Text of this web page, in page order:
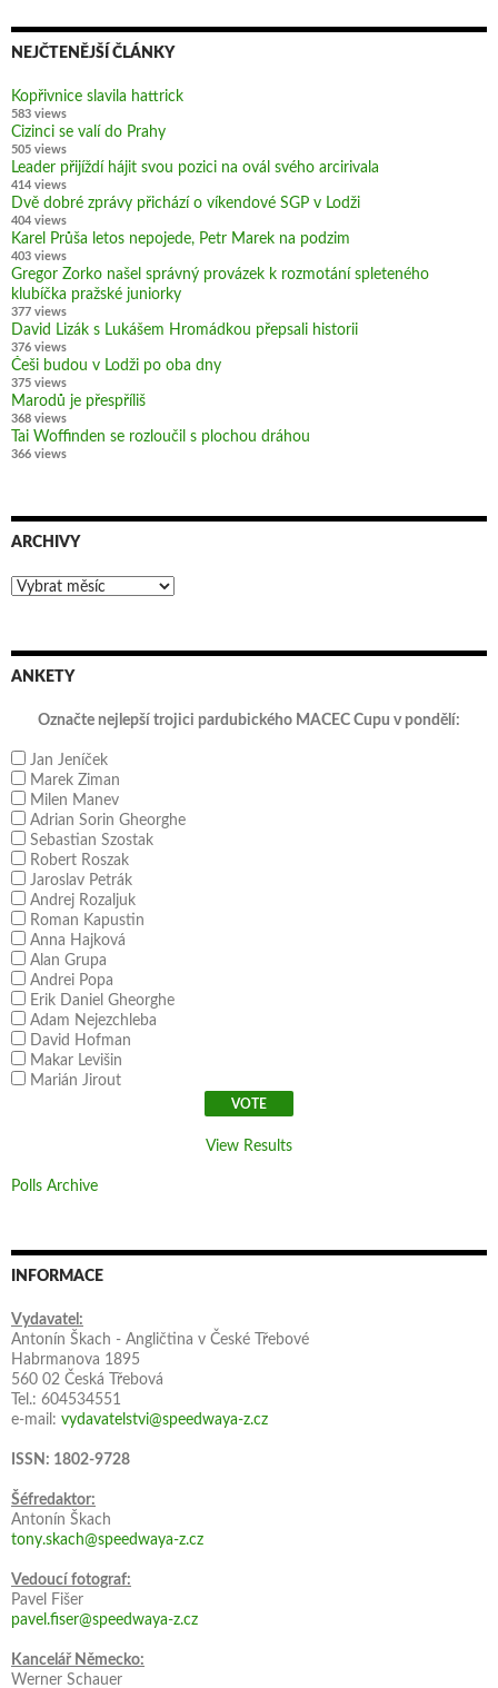
NEJČTENĚJŠÍ ČLÁNKY
Kopřivnice slavila hattrick
583 views
Cizinci se valí do Prahy
505 views
Leader přijíždí hájit svou pozici na ovál svého arcirivala
414 views
Dvě dobré zprávy přichází o víkendové SGP v Lodži
404 views
Karel Průša letos nepojede, Petr Marek na podzim
403 views
Gregor Zorko našel správný provázek k rozmotání spleteného
klubíčka pražské juniorky
377 views
David Lizák s Lukášem Hromádkou přepsali historii
376 views
Češi budou v Lodži po oba dny
375 views
Marodů je přespříliš
368 views
Tai Woffinden se rozloučil s plochou dráhou
366 views
ARCHIVY
Archivy
ANKETY
Označte nejlepší trojici pardubického MACEC Cupu v pondělí:
Jan Jeníček
Marek Ziman
Milen Manev
Adrian Sorin Gheorghe
Sebastian Szostak
Robert Roszak
Jaroslav Petrák
Andrej Rozaljuk
Roman Kapustin
Anna Hajková
Alan Grupa
Andrei Popa
Erik Daniel Gheorghe
Adam Nejezchleba
David Hofman
Makar Levišin
Marián Jirout
View Results
Polls Archive
INFORMACE
Vydavatel:
Antonín Škach - Angličtina v České Třebové
Habrmanova 1895
560 02 Česká Třebová
Tel.: 604534551
e-mail: vydavatelstvi@speedwaya-z.cz
ISSN: 1802-9728
Šéfredaktor:
Antonín Škach
tony.skach@speedwaya-z.cz
Vedoucí fotograf:
Pavel Fišer
pavel.fiser@speedwaya-z.cz
Kancelář Německo:
Werner Schauer